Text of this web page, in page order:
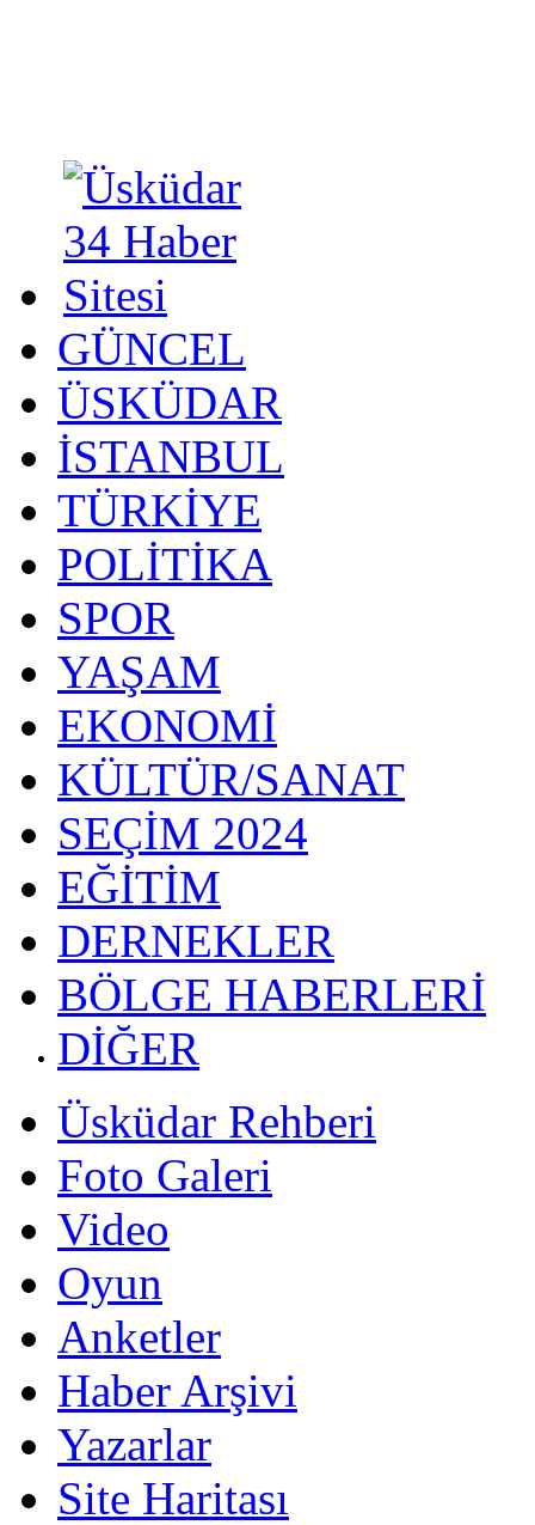
GÜNCEL
ÜSKÜDAR
İSTANBUL
TÜRKİYE
POLİTİKA
SPOR
YAŞAM
EKONOMİ
KÜLTÜR/SANAT
SEÇİM 2024
EĞİTİM
DERNEKLER
BÖLGE HABERLERİ
DİĞER
Üsküdar Rehberi
Foto Galeri
Video
Oyun
Anketler
Haber Arşivi
Yazarlar
Site Haritası